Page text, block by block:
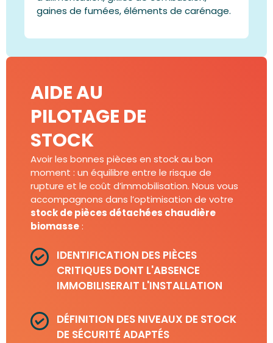
gaines de fumées, éléments de carénage.
AIDE AU
PILOTAGE DE
STOCK
Avoir les bonnes pièces en stock au bon
moment : un équilibre entre le risque de
rupture et le coût d’immobilisation. Nous vous
accompagnons dans l’optimisation de votre
stock de pièces détachées chaudière
biomasse:
IDENTIFICATION DES PIÈCES
CRITIQUES DONT L'ABSENCE
IMMOBILISERAIT L'INSTALLATION
DÉFINITION DES NIVEAUX DE STOCK
DE SÉCURITÉ ADAPTÉS